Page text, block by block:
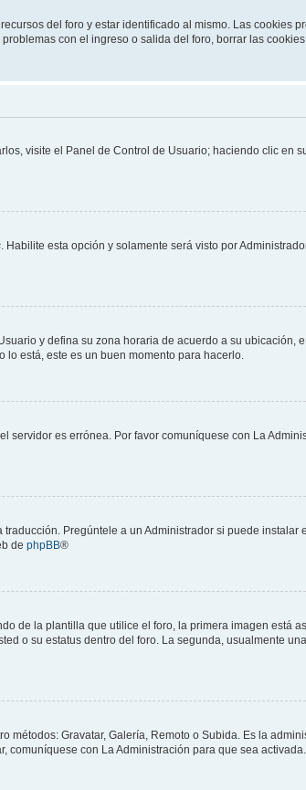
del foro y estar identificado al mismo. Las cookies
con el ingreso o salida del foro, borrar las cookies
visite el Panel de Control de Usuario; haciendo clic en
. Habilite esta opción y solamente será visto por
y defina su zona horaria de acuerdo a su ubicación,
está, este es un buen momento para hacerlo.
es errónea. Por favor comuníquese con La
Pregúntele a un Administrador si puede instalar
de phpBB®
de la plantilla que utilice el foro, la primera imagen está
o su estatus dentro del foro. La segunda, usualmente
métodos: Gravatar, Galería, Remoto o Subida. Es la
con La Administración para que sea activada.